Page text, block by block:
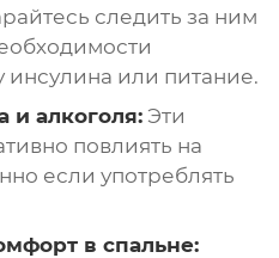
следить за ним
инсулина или питание.
и алкоголя: Эти
повлиять на
если употреблять
в спальне: